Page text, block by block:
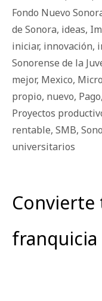
Fondo Nuevo
de Sonora, ideas,
iniciar, innovación,
Sonorense de la
mejor, Mexico,
propio, nuevo, Pago,
Proyectos
rentable, SMB,
universitarios
Convierte
franquicia